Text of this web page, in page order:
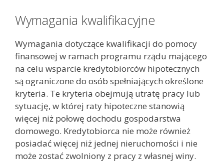
Wymagania kwalifikacyjne
Wymagania dotyczące kwalifikacji do pomocy
finansowej w ramach programu rządu mającego
na celu wsparcie kredytobiorców hipotecznych
są ograniczone do osób spełniających określone
kryteria. Te kryteria obejmują utratę pracy lub
sytuację, w której raty hipoteczne stanowią
więcej niż połowę dochodu gospodarstwa
domowego. Kredytobiorca nie może również
posiadać więcej niż jednej nieruchomości i nie
może zostać zwolniony z pracy z własnej winy.